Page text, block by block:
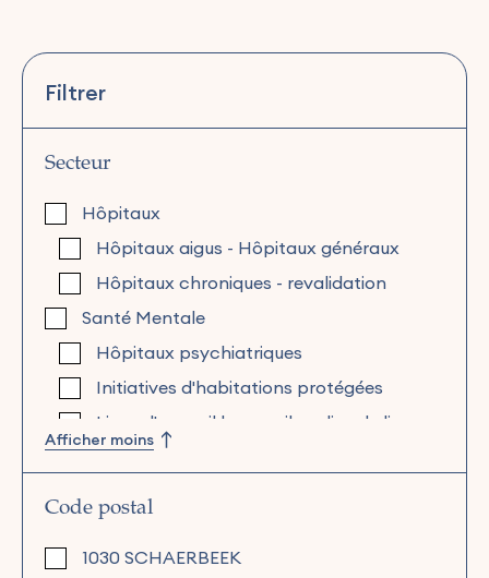
Filtrer
Secteur
Hôpitaux
Hôpitaux aigus - Hôpitaux généraux
Hôpitaux chroniques - revalidation
Santé Mentale
Hôpitaux psychiatriques
Initiatives d'habitations protégées
Lieux d'accueil bas seuil, un lieu de lien
Maisons de soins psychiatriques
mobiles
Mobilité en santé mentale : Soins
Afficher moins
Code postal
1030 SCHAERBEEK